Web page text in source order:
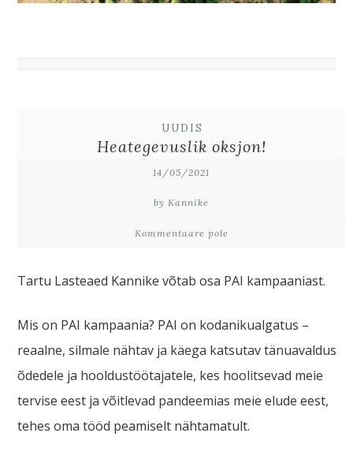
UUDIS
Heategevuslik oksjon!
14/05/2021
by Kannike
Kommentaare pole
Tartu Lasteaed Kannike võtab osa PAI kampaaniast.
Mis on PAI kampaania? PAI on kodanikualgatus –
reaalne, silmale nähtav ja käega katsutav tänuavaldus
õdedele ja hooldustöötajatele, kes hoolitsevad meie
tervise eest ja võitlevad pandeemias meie elude eest,
tehes oma tööd peamiselt nähtamatult.